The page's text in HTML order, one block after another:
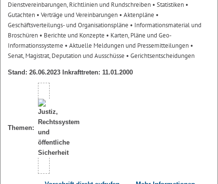
Dienstvereinbarungen, Richtlinien und Rundschreiben • Statistiken •
Gutachten • Verträge und Vereinbarungen • Aktenpläne •
Geschäftsverteilungs- und Organisationspläne • Informationsmaterial und
Broschüren • Berichte und Konzepte • Karten, Pläne und Geo-
Informationssysteme • Aktuelle Meldungen und Pressemitteilungen •
Senat, Magistrat, Deputation und Ausschüsse • Gerichtsentscheidungen
Stand: 26.06.2023 Inkrafttreten: 11.01.2000
Themen: